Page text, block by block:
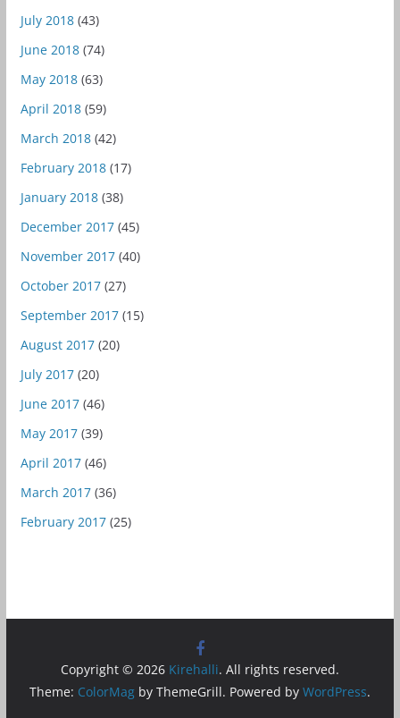
July 2018(43)
June 2018(74)
May 2018(63)
April 2018(59)
March 2018(42)
February 2018(17)
January 2018(38)
December 2017(45)
November 2017(40)
October 2017(27)
September 2017(15)
August 2017(20)
July 2017(20)
June 2017(46)
May 2017(39)
April 2017(46)
March 2017(36)
February 2017(25)
Copyright © 2026 Kirehalli. All rights reserved.
Theme: ColorMagby ThemeGrill. Powered by WordPress.